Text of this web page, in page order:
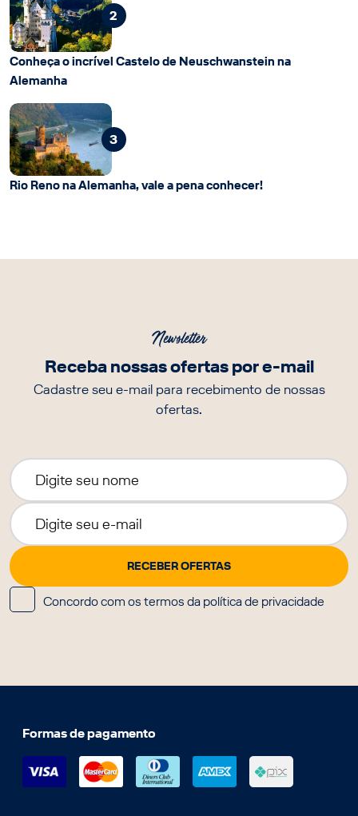
2
Conheça o incrível Castelo de Neuschwanstein na
Alemanha
3
Rio Reno na Alemanha, vale a pena conhecer!
Newsletter
Receba nossas ofertas por e-mail
Cadastre seu e-mail para recebimento de nossas
ofertas.
Concordo com os termos da política de privacidade
Formas de pagamento